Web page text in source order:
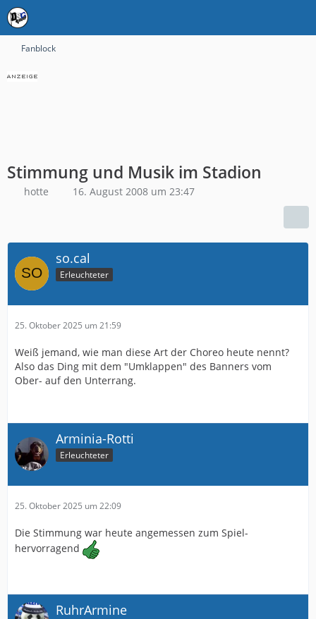
Fanblock
Stimmung und Musik im Stadion
hotte 16. August 2008 um 23:47
so.cal
Erleuchteter
25. Oktober 2025 um 21:59
Weiß jemand, wie man diese Art der Choreo heute nennt?
Also das Ding mit dem "Umklappen" des Banners vom
Ober- auf den Unterrang.
Arminia-Rotti
Erleuchteter
25. Oktober 2025 um 22:09
Die Stimmung war heute angemessen zum Spiel-
hervorragend
RuhrArmine